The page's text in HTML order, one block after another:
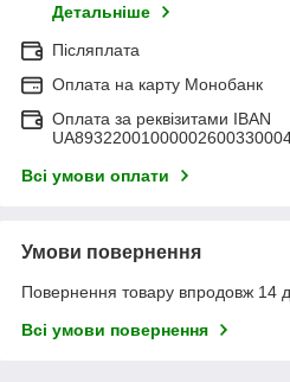
Детальніше
Післяплата
Оплата на карту Монобанк
Оплата за реквізитами IBAN
Всі умови оплати
Умови повернення
Повернення товару впродовж 14
Всі умови повернення